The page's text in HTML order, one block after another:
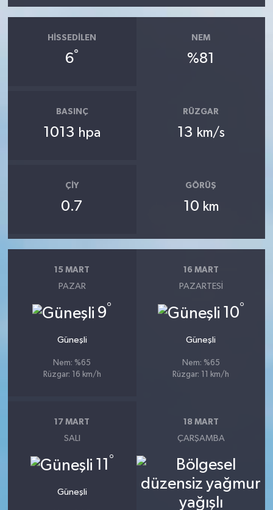
HISSEDILEN
6°
NEM
%81
BASINÇ
1013 hpa
RÜZGAR
13 km/s
ÇIY
0.7
GÖRÜŞ
10 km
15 MART
PAZAR
9°
Güneşli
Nem: %65
Rüzgar: 16 km/h
16 MART
PAZARTESI
10°
Güneşli
Nem: %65
Rüzgar: 11 km/h
17 MART
SALI
11 °
Güneşli
18 MART
ÇARŞAMBA